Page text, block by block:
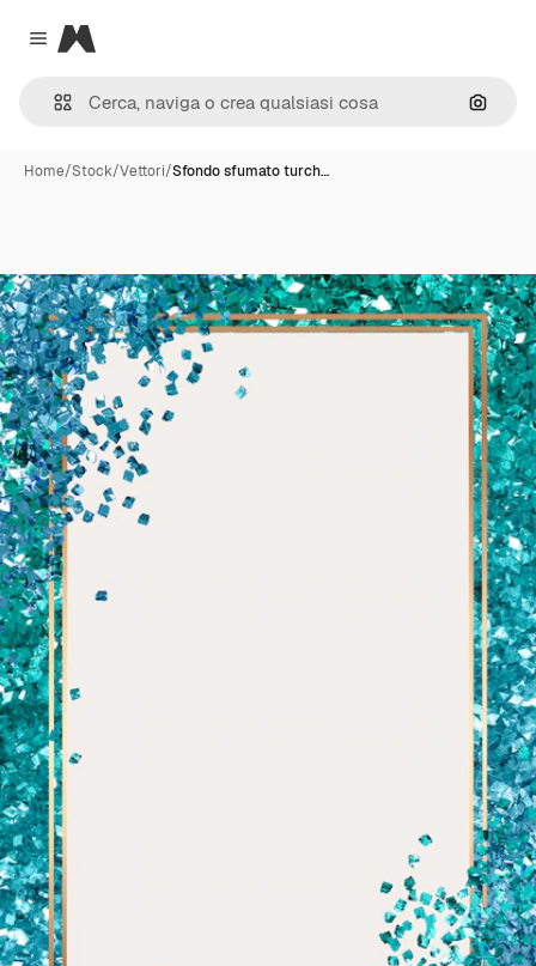
Close menu
Magnific
Cerca
Home/Stock/Vettori/Sfondo sfumato turch…